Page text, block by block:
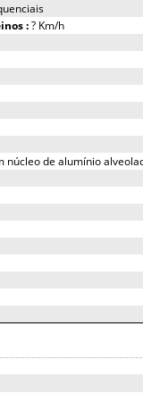
:? Km/h
núcleo de alumínio